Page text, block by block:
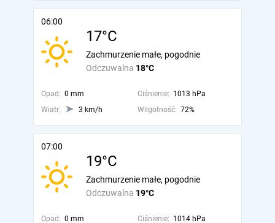
06:00
17°C
Odczuwalna 18°C
Zachmurzenie małe, pogodnie
Opad: 0 mm Ciśnienie: 1013 hPa
Wiatr:
3 km/h Wilgotność: 72%
07:00
19°C
Odczuwalna 19°C
Zachmurzenie małe, pogodnie
Opad: 0 mm Ciśnienie: 1014 hPa